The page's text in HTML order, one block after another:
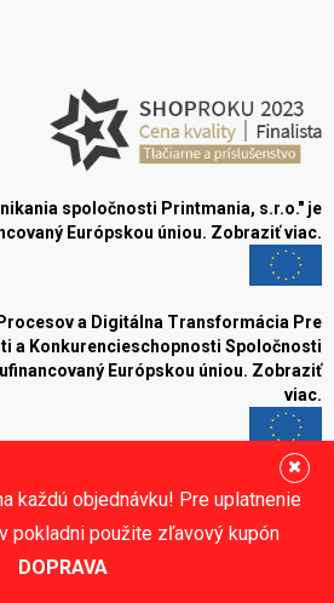
každú objednávku! Pre uplatnenie
pokladni použite zľavový kupón
DOPRAVA
spoločnosti Printmania, s.r.o." je
Európskou úniou. Zobraziť viac.
a Digitálna Transformácia Pre
a Konkurencieschopnosti Spoločnosti
Európskou úniou. Zobraziť
viac.
- tvorba eshopu